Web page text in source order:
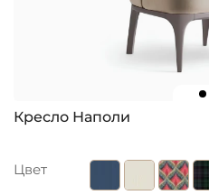
Кресло Наполи
Цвет